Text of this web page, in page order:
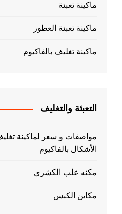
ماكينة تعبئة
ماكينة تعبئة العطور
ماكينة تغليف بالفاكيوم
التعبئة والتغليف
مواصفات و سعر لماكينة
الأشكال بالفاكيوم
مكنه علب الكشري
مكاين الكبس